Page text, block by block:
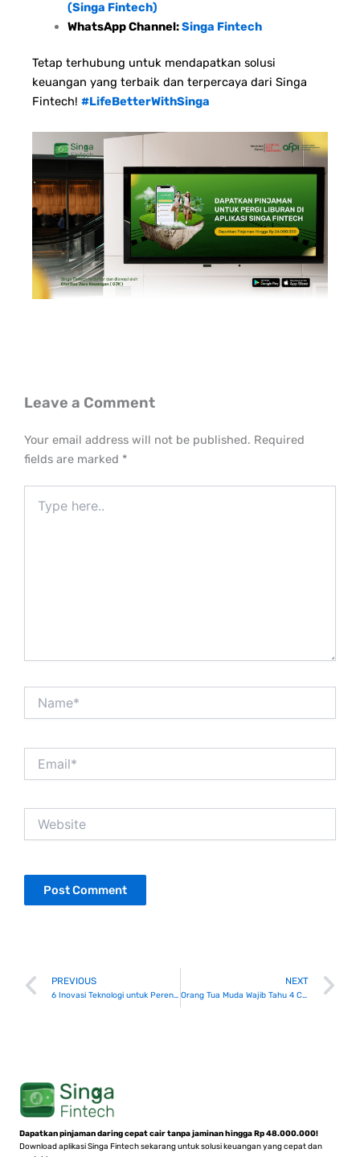
(Singa Fintech)
WhatsApp Channel:Singa Fintech
Tetap terhubung untuk mendapatkan solusi
keuangan yang terbaik dan terpercaya dari Singa
Fintech! #LifeBetterWithSinga
Leave a Comment
Your email address will not be published. Required
fields are marked *
here..
Prev
PREVIOUS
6 Inovasi Teknologi untuk Perencanaan Keuangan Cerdas di 2025
NEXT
Orang Tua Muda Wajib Tahu 4 Contekan Finansial Ini!
Dapatkan pinjaman daring cepat cair tanpa jaminan hingga Rp 48.000.000!
Download aplikasi Singa Fintech sekarang untuk solusi keuangan yang cepat dan